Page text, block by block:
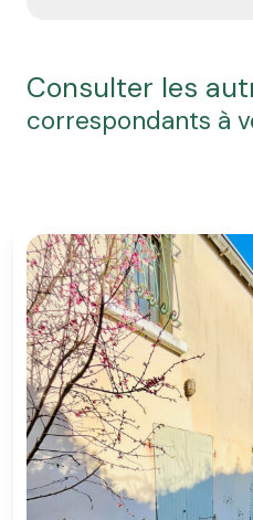
consulter les
correspondants à